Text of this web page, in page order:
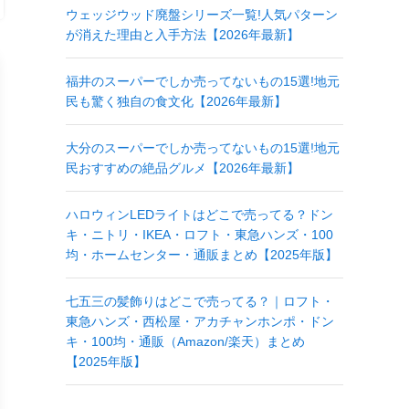
ウェッジウッド廃盤シリーズ一覧!人気パターン
が消えた理由と入手方法【2026年最新】
福井のスーパーでしか売ってないもの15選!地元
民も驚く独自の食文化【2026年最新】
大分のスーパーでしか売ってないもの15選!地元
民おすすめの絶品グルメ【2026年最新】
ハロウィンLEDライトはどこで売ってる？ドン
キ・ニトリ・IKEA・ロフト・東急ハンズ・100
均・ホームセンター・通販まとめ【2025年版】
七五三の髪飾りはどこで売ってる？｜ロフト・
東急ハンズ・西松屋・アカチャンホンポ・ドン
キ・100均・通販（Amazon/楽天）まとめ
【2025年版】